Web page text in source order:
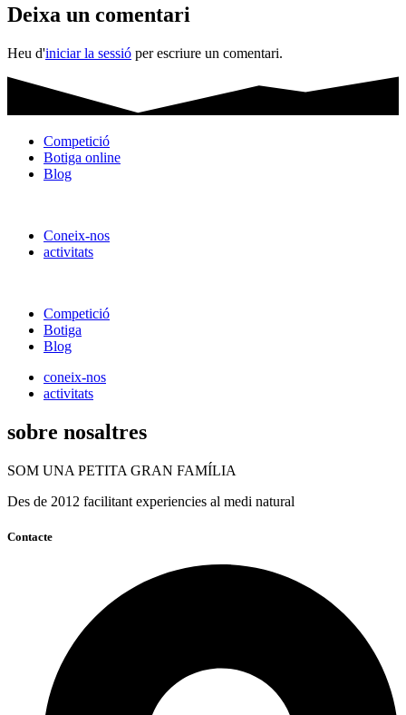
Deixa un comentari
Heu d'iniciar la sessió per escriure un comentari.
Competició
Botiga online
Blog
Coneix-nos
activitats
Competició
Botiga
Blog
coneix-nos
activitats
sobre nosaltres
SOM UNA PETITA GRAN FAMÍLIA
Des de 2012 facilitant experiencies al medi natural
Contacte